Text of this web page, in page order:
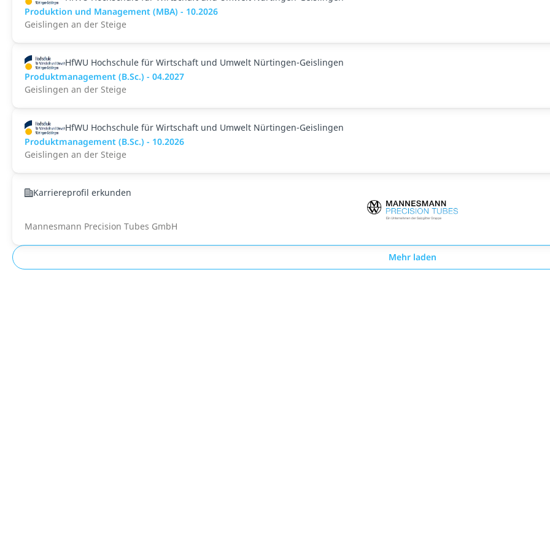
Produktion und Management (MBA) - 10.2026
Geislingen an der Steige
HfWU Hochschule für Wirtschaft und Umwelt Nürtingen-Geislingen
Produktmanagement (B.Sc.) - 04.2027
Geislingen an der Steige
HfWU Hochschule für Wirtschaft und Umwelt Nürtingen-Geislingen
Produktmanagement (B.Sc.) - 10.2026
Geislingen an der Steige
Karriereprofil erkunden
Mannesmann Precision Tubes GmbH
Mehr laden